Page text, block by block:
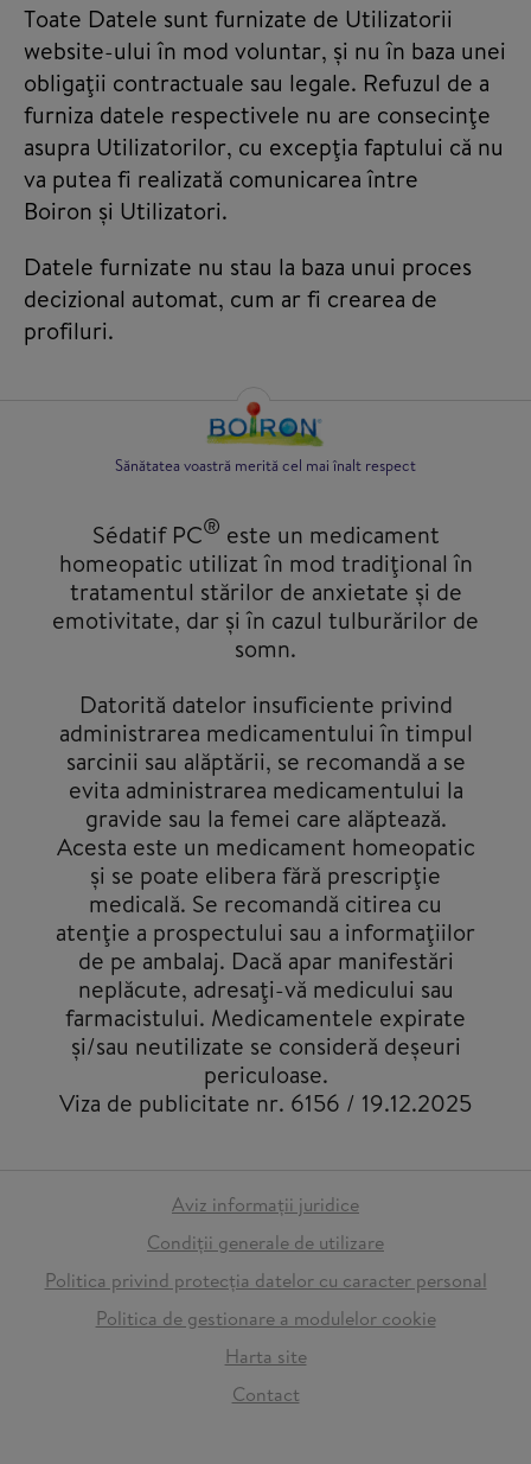
Toate Datele sunt furnizate de Utilizatorii
website-ului în mod voluntar, și nu în baza unei
obligaţii contractuale sau legale. Refuzul de a
furniza datele respectivele nu are consecinţe
asupra Utilizatorilor, cu excepţia faptului că nu
va putea fi realizată comunicarea între
Boiron și Utilizatori.
Datele furnizate nu stau la baza unui proces
decizional automat, cum ar fi crearea de
profiluri.
Sănătatea voastră merită cel mai înalt respect
Sédatif PC® este un medicament
homeopatic utilizat în mod tradiţional în
tratamentul stărilor de anxietate și de
emotivitate, dar și în cazul tulburărilor de
somn.
Datorită datelor insuficiente privind
administrarea medicamentului în timpul
sarcinii sau alăptării, se recomandă a se
evita administrarea medicamentului la
gravide sau la femei care alăptează.
Acesta este un medicament homeopatic
şi se poate elibera fără prescripţie
medicală. Se recomandă citirea cu
atenţie a prospectului sau a informaţiilor
de pe ambalaj. Dacă apar manifestări
neplăcute, adresaţi-vă medicului sau
farmacistului. Medicamentele expirate
și/sau neutilizate se consideră deșeuri
periculoase.
Viza de publicitate nr. 6156 / 19.12.2025
Aviz informații juridice
Condiții generale de utilizare
Politica privind protecția datelor cu caracter personal
Politica de gestionare a modulelor cookie
Harta site
Contact